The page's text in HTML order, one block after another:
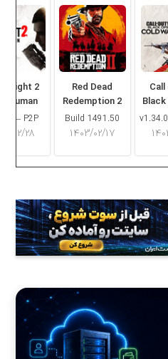
۱۵
Red Dead
Redemption 2
Build 1491.50
۱۴۰۳/۰۲/۱۷
Light 2
Human
– P2P
۱۴۰۳/